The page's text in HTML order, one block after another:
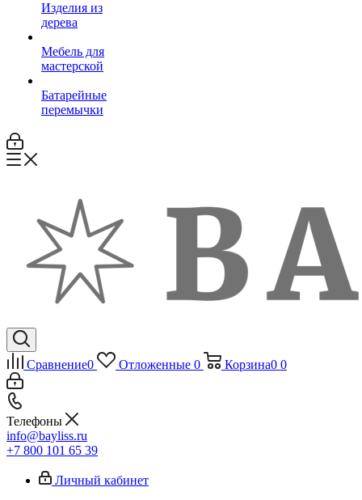
Изделия из
дерева
Мебель для
мастерской
Батарейные
перемычки
Сравнение0 Отложенные 0 Корзина0 0
Телефоны
info@bayliss.ru
+7 800 101 65 39
Личный кабинет